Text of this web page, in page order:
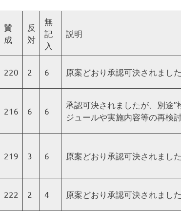
賛
成
反
対
無
記
入
説明
220 2 6 原案どおり承認可決されました
216 6 6
承認可決されましたが、別途
ジュールや実施内容等の再検
219 3 6 原案どおり承認可決されました
222 2 4 原案どおり承認可決されました